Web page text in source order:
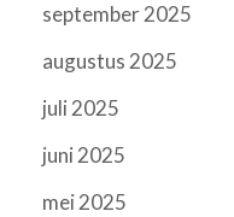
september 2025
augustus 2025
juli 2025
juni 2025
mei 2025